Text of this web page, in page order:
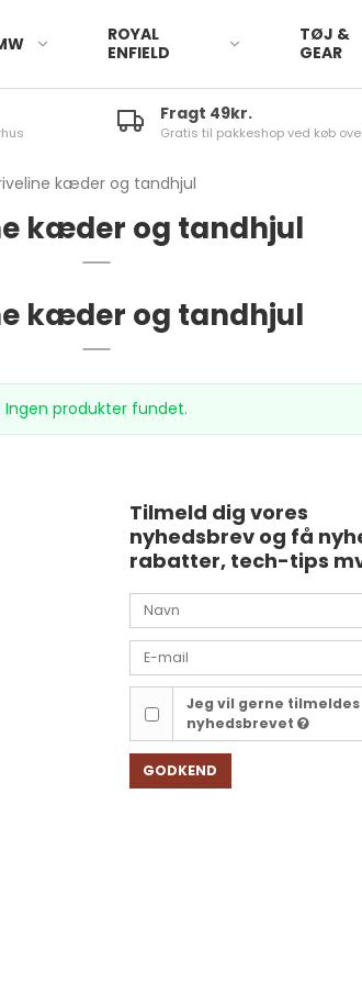
ROYAL
ENFIELD
TØJ &
GEAR
Fragt 49kr.
Gratis til pakkeshop ved køb
kæder og tandhjul
kæder og tandhjul
kæder og tandhjul
Ingen produkter fundet.
Tilmeld dig vores
nyhedsbrev og få
rabatter, tech-tips
Jeg vil gerne tilmeldes
nyhedsbrevet
GODKEND